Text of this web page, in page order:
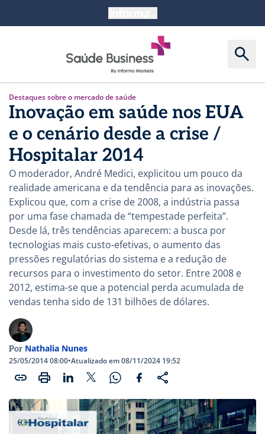
Destaques sobre o mercado de saúde
Inovação em saúde nos EUA
e o cenário desde a crise /
Hospitalar 2014
O moderador, André Medici, explicitou um pouco da
realidade americana e da tendência para as inovações.
Explicou que, com a crise de 2008, a indústria passa
por uma fase chamada de “tempestade perfeita”.
Desde lá, três tendências aparecem: a busca por
tecnologias mais custo-efetivas, o aumento das
pressões regulatórias do sistema e a redução de
recursos para o investimento do setor. Entre 2008 e
2012, estima-se que a potencial perda acumulada de
vendas tenha sido de 131 bilhões de dólares.
Por Nathalia Nunes
25/05/2014 08:00•Atualizado em 08/11/2024 19:52